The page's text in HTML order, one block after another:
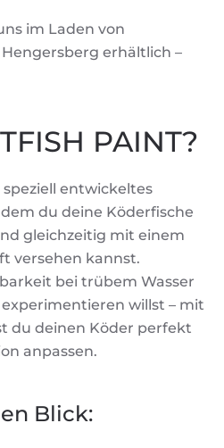
im Laden von
erhältlich –
PAINT?
speziell entwickeltes
du deine Köderfische
gleichzeitig mit einem
versehen kannst.
bei trübem Wasser
willst – mit
du deinen Köder perfekt
anpassen.
Blick: